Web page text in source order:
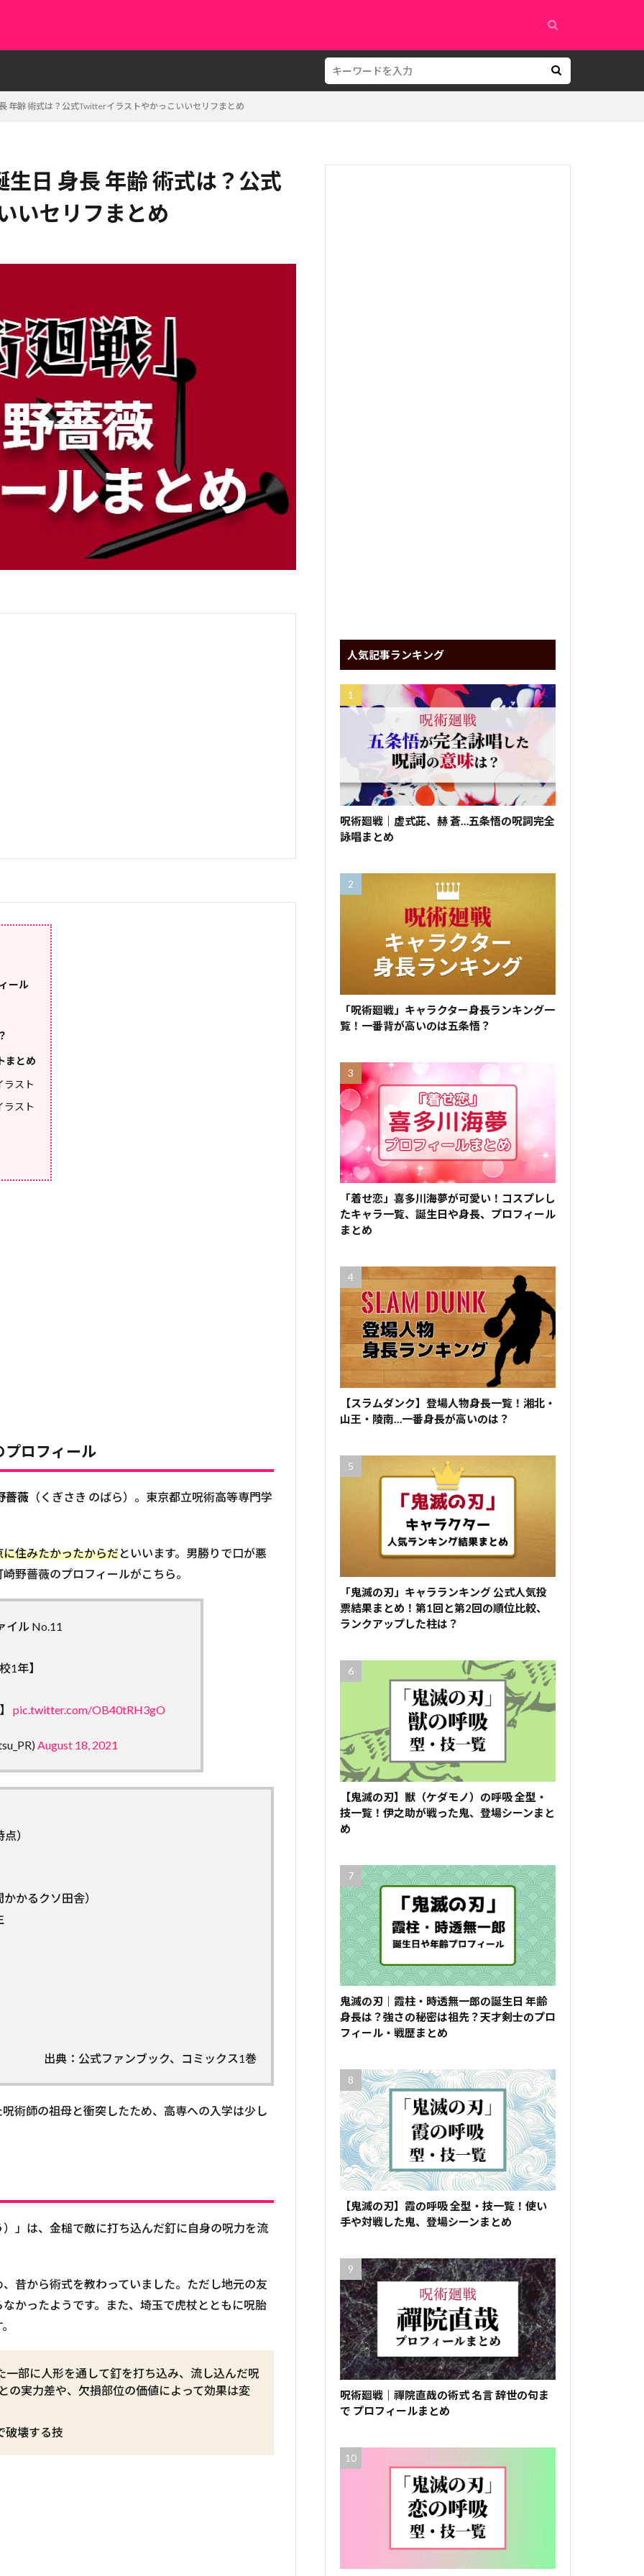
年齢 術式は？公式Twitterイラストやかっこいいセリフまとめ
日 身長 年齢 術式は？公式
いセリフまとめ
ール
まとめ
ラスト
ラスト
プロフィール
薔薇 （くぎさき のばら）。東京都立呪術高等専門学
住みたかったからだといいます。男勝りで口が悪
野薔薇のプロフィールがこちら。
イル No.11
1年】
pic.twitter.com/OB40tRH3gO
August 18, 2021
）
かるクソ田舎）
出典：公式ファンブック、コミックス1巻
術師の祖母と衝突したため、高専への入学は少し
」は、金槌で敵に打ち込んだ釘に自身の呪力を流
昔から術式を教わっていました。ただし地元の友
かったようです。また、埼玉で虎杖とともに呪胎
部に人形を通して釘を打ち込み、流し込んだ呪
の実力差や、欠損部位の価値によって効果は変
破壊する技
人気記事ランキング
呪術廻戦｜虚式茈、赫 蒼…五条悟の呪詞完全
詠唱まとめ
「呪術廻戦」キャラクター身長ランキング一
覧！一番背が高いのは五条悟？
「着せ恋」喜多川海夢が可愛い！コスプレし
たキャラ一覧、誕生日や身長、プロフィール
まとめ
【スラムダンク】登場人物身長一覧！湘北・
山王・陵南…一番身長が高いのは？
「鬼滅の刃」キャラランキング 公式人気投
票結果まとめ！第1回と第2回の順位比較、
ランクアップした柱は？
【鬼滅の刃】獣（ケダモノ）の呼吸 全型・
技一覧！伊之助が戦った鬼、登場シーンまと
め
鬼滅の刃｜霞柱・時透無一郎の誕生日 年齢
身長は？強さの秘密は祖先？天才剣士のプロ
フィール・戦歴まとめ
【鬼滅の刃】霞の呼吸 全型・技一覧！使い
手や対戦した鬼、登場シーンまとめ
呪術廻戦｜禪院直哉の術式 名言 辞世の句ま
で プロフィールまとめ